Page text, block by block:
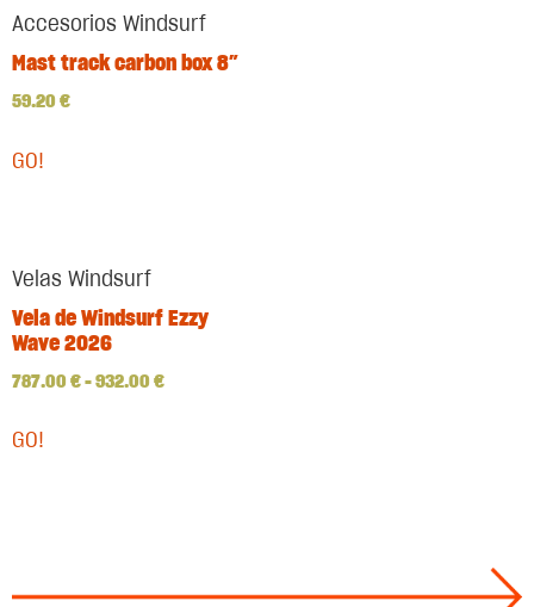
Accesorios Windsurf
Mast track carbon box 8″
59.20 €
GO!
Velas Windsurf
Vela de Windsurf Ezzy
Wave 2026
787.00 € – 932.00 €
GO!